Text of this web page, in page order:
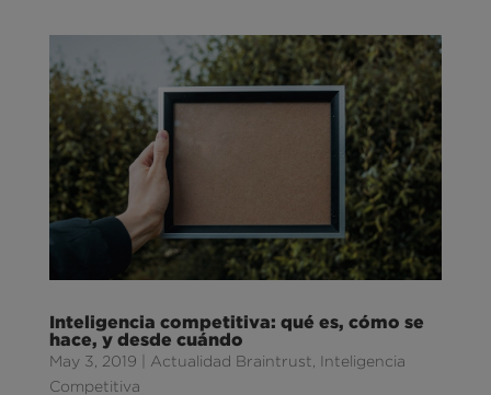
Inteligencia competitiva: qué es, cómo se
hace, y desde cuándo
May 3, 2019 Actualidad Braintrust Inteligencia
Competitiva